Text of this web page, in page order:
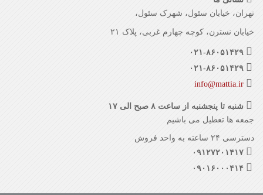
تهران، خیابان سئول، شهرک سئول،
خیابان نسترن، کوچه چهارم غربی، پلاک ۲۱
۰۲۱-۸۶۰۵۱۴۲۹
۰۲۱-۸۶۰۵۱۴۲۹
info@mattia.ir
شنبه تا پنجشنبه از ساعت ۸ صبح الی ۱۷
جمعه ها تعطیل می باشیم
دسترسی ۲۴ ساعته به واحد فروش
۰۹۱۲۷۲۰۱۴۱۷
۰۹۰۱۶۰۰۰۴۱۴